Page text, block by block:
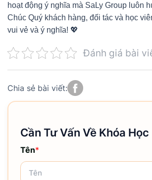
hoạt động ý nghĩa mà SaLy Group luôn
Chúc Quý khách hàng, đối tác và học
vui vẻ và ý nghĩa! 💖
Đánh giá bài
Chia sẻ bài viết:
Cần Tư Vấn Về Khóa Học
Tên*